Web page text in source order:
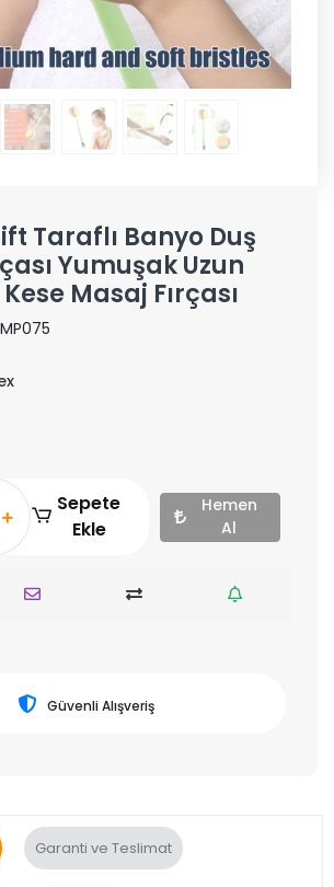
Taraflı Banyo Duş
Yumuşak Uzun
Kese Masaj Fırçası
Sepete
Ekle
Hemen
Al
Güvenli Alışveriş
Garanti ve Teslimat